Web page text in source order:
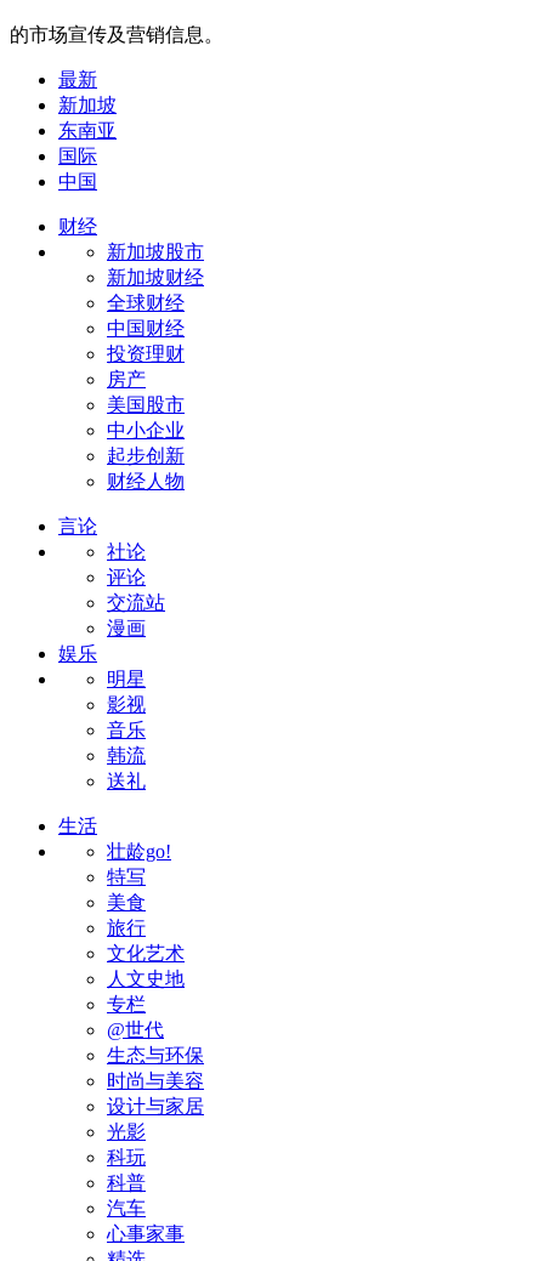
的市场宣传及营销信息。
最新
新加坡
东南亚
国际
中国
财经
新加坡股市
新加坡财经
全球财经
中国财经
投资理财
房产
美国股市
中小企业
起步创新
财经人物
言论
社论
评论
交流站
漫画
娱乐
明星
影视
音乐
韩流
送礼
生活
壮龄go!
特写
美食
旅行
文化艺术
人文史地
专栏
@世代
生态与环保
时尚与美容
设计与家居
光影
科玩
科普
汽车
心事家事